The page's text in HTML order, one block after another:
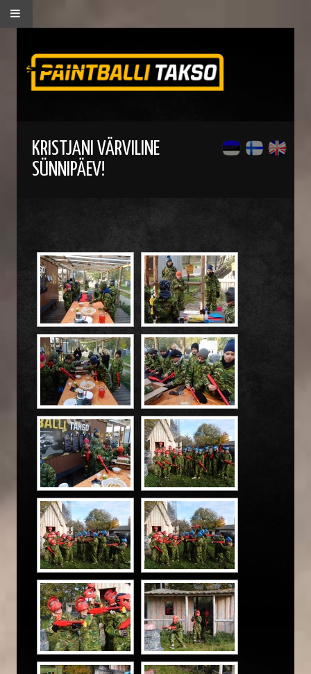
KRISTJANI VÄRVILINE
SÜNNIPÄEV!